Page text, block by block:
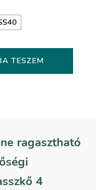
TESZEM
ragasztható
4